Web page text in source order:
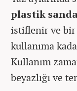
plastik
istiflenir ve bir
kullanıma
Kullanım
beyazlığı ve